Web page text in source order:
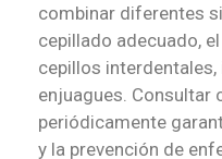
combinar diferentes
cepillado adecuado,
cepillos
enjuagues. Consultar
periódicamente
y la prevención de